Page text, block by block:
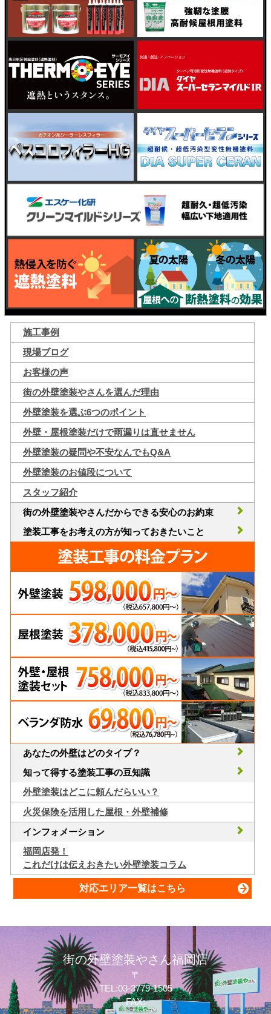
施工事例
現場ブログ
お客様の声
街の外壁塗装やさんを選んだ理由
外壁塗装を選ぶ6つのポイント
外壁・屋根塗装だけで雨漏りは直せません
外壁塗装の疑問や不安なんでもQ&A
外壁塗装のお値段について
スタッフ紹介
街の外壁塗装やさんだからできる安心のお約束
塗装工事をお考えの方が知っておきたいこと
あなたの外壁はどのタイプ？
知って得する塗装工事の豆知識
外壁塗装はどこに頼んだらいい？
火災保険を活用した屋根・外壁補修
インフォメーション
福岡店発！
これだけは伝えおきたい外壁塗装コラム
対応エリア一覧はこちら
街の外壁塗装やさん福岡店
〒
TEL:03-3779-1505
FAX: